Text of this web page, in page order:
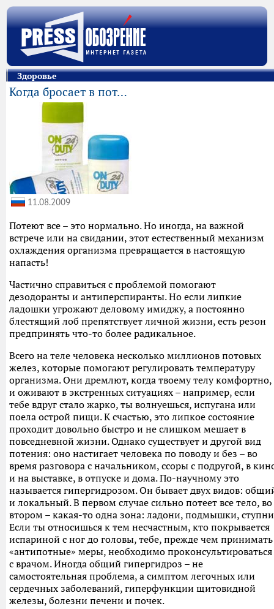
Здоровье
Когда бросает в пот…
11.08.2009
Потеют все – это нормально. Но иногда, на важной
встрече или на свидании, этот естественный механизм
охлаждения организма превращается в настоящую
напасть!
Частично справиться с проблемой помогают
дезодоранты и антиперспиранты. Но если липкие
ладошки угрожают деловому имиджу, а постоянно
блестящий лоб препятствует личной жизни, есть резон
предпринять что-то более радикальное.
Всего на теле человека несколько миллионов потовых
желез, которые помогают регулировать температуру
организма. Они дремлют, когда твоему телу комфортно,
и оживают в экстренных ситуациях – например, если
тебе вдруг стало жарко, ты волнуешься, испугана или
поела острой пищи. К счастью, это липкое состояние
проходит довольно быстро и не слишком мешает в
повседневной жизни. Однако существует и другой вид
потения: оно настигает человека по поводу и без – во
время разговора с начальником, ссоры с подругой, в
и на выставке, в отпуске и дома. По-научному это
называется гипергидрозом. Он бывает двух видов:
и локальный. В первом случае сильно потеет все тело, во
втором – какая-то одна зона: ладони, подмышки,
Если ты относишься к тем несчастным, кто покрывается
испариной с ног до головы, тебе, прежде чем принимать
«антипотные» меры, необходимо проконсультироваться
с врачом. Иногда общий гипергидроз – не
самостоятельная проблема, а симптом легочных или
сердечных заболеваний, гиперфункции щитовидной
железы, болезни печени и почек.